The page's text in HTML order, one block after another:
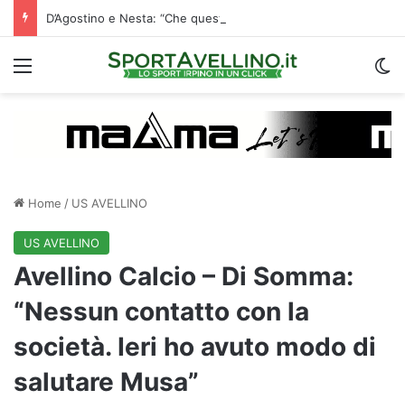
Menu
Home / US AVELLINO
US AVELLINO
Avellino Calcio – Di Somma:
“Nessun contatto con la
società. Ieri ho avuto modo di
salutare Musa”